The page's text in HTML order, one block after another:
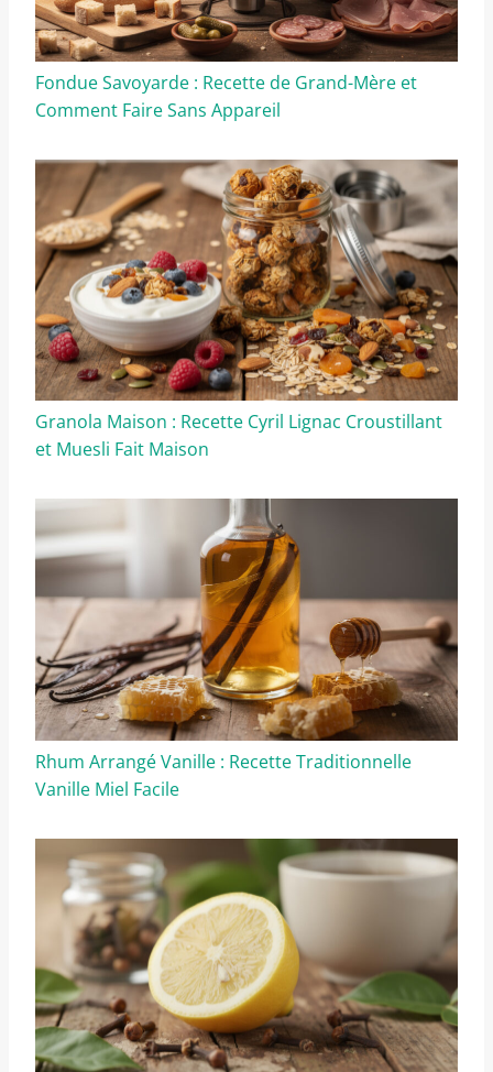
Fondue Savoyarde : Recette de Grand-Mère et
Comment Faire Sans Appareil
Granola Maison : Recette Cyril Lignac Croustillant
et Muesli Fait Maison
Rhum Arrangé Vanille : Recette Traditionnelle
Vanille Miel Facile